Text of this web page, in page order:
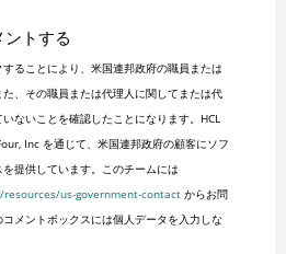
トする
ることにより、米国連邦政府の職員または
、その職員または代理人に関してまたは代
ないことを確認したことになります。HCL
Inc を通じて、米国連邦政府の顧客にソフ
提供しています。このチームには
us-government-contactからお問
メントボックスには個人データを入力しな